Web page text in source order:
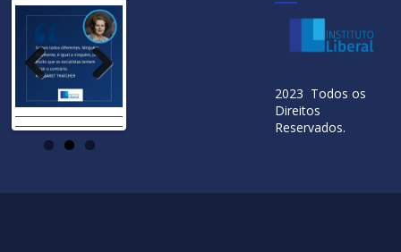
ous
2023 Todos os
Direitos
Reservados.